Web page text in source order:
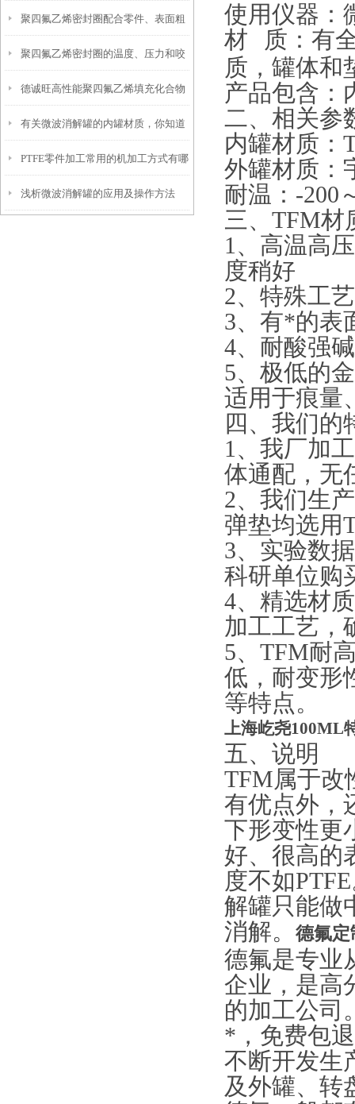
有哪些?
聚四氟乙烯密封圈配合零件、表面粗
糙度和硬度
聚四氟乙烯密封圈的温度、压力和咬
合间隙
德诚旺高性能聚四氟乙烯填充化合物
有关微波消解罐的内罐材质，你知道
多少？
PTFE零件加工常用的机加工方式有哪
几种？
浅析微波消解罐的应用及操作方法
使用仪器：
材
质：有
质，罐体和
产品包含：
二、相关参
内罐材质：
外罐材质：
耐温：-200
三、TFM材
1、高温高
度稍好
2、特殊工
3、有*的表
4、耐酸强
5、极低的
适用于痕量
四、我们的
1、我厂加
体通配，无
2、我们生
弹垫均选用
3、实验数
科研单位购
4、精选材
加工工艺，
5、TFM耐
低，耐变形
等特点。
上海屹尧100ML
五、说明
TFM属于改
有优点外，
下形变性更
好、很高的
度不如
解罐只能做
消解。
德氟定
德氟是专业
企业，是高
的加工公司
*，免费包
不断开发生
及外罐、转